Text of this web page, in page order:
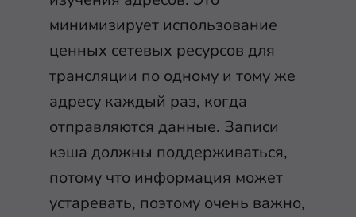
минимизирует использование
ценных сетевых ресурсов для
трансляции по одному и тому же
адресу каждый раз, когда
отправляются данные. Записи
кэша должны поддерживаться,
потому что информация может
устаревать, поэтому очень важно,